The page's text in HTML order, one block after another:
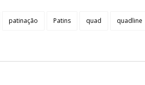
patinação Patins quad quadline